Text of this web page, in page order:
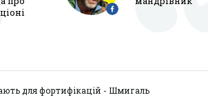
для фортифікацій - Шмигаль